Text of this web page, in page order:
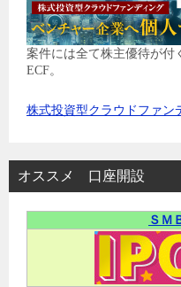
案件には全て株主優待が付
ECF。
株式投資型クラウドファン
オススメ 口座開設
ＳＭ